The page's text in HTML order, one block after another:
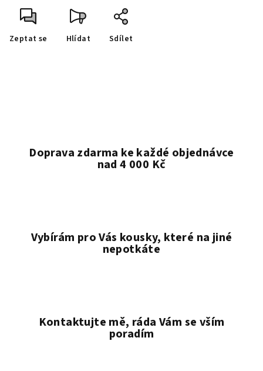
Zeptat se Hlídat Sdílet
Doprava zdarma ke každé objednávce
nad 4 000 Kč
Vybírám pro Vás kousky, které na jiné
nepotkáte
Kontaktujte mě, ráda Vám se vším
poradím